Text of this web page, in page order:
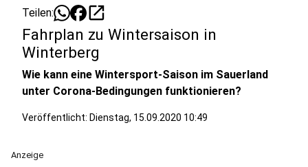
Teilen: open_in_new
Fahrplan zu Wintersaison in
Winterberg
Wie kann eine Wintersport-Saison im Sauerland
unter Corona-Bedingungen funktionieren?
Veröffentlicht: Dienstag, 15.09.2020 10:49
Anzeige